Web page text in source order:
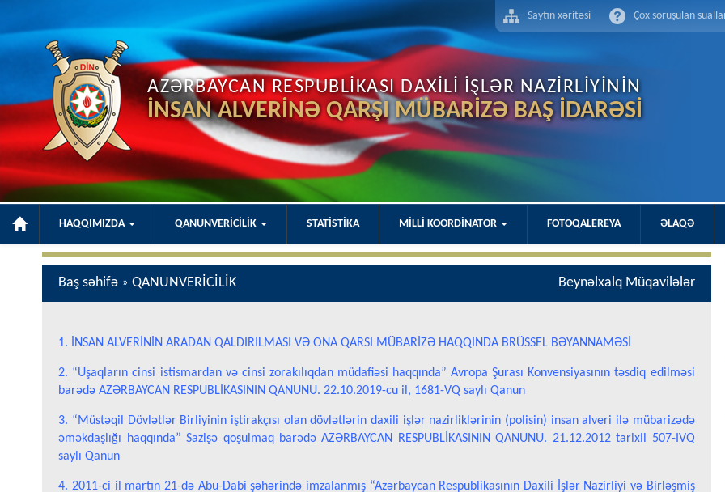
AZƏRBAYCAN RESPUBLİKASI DAXİLİ İŞLƏR NAZİRLİYİNİN
İNSAN ALVERİNƏ QARŞI MÜBARİZƏ BAŞ İDARƏSİ
Saytın xəritəsi Çox soruşulan
HAQQIMIZDA QANUNVERİCİLİK STATİSTİKA MİLLİ KOORDİNATOR FOTOQALEREYA ƏLAQƏ
Baş səhifə » QANUNVERİCİLİK Beynəlxalq Müqavilələr
1. İNSAN ALVERİNİN ARADAN QALDIRILMASI VƏ ONA QARSI MÜBARİZƏ HAQQINDA BRÜSSEL BƏYANNAMƏSİ
2. “Uşaqların cinsi istismardan və cinsi zorakılıqdan müdafiəsi haqqında” Avropa Şurası Konvensiyasının təsdiq edilməsi
barədə AZƏRBAYCAN RESPUBLİKASININ QANUNU. 22.10.2019-cu il, 1681-VQ saylı Qanun
3. “Müstəqil Dövlətlər Birliyinin iştirakçısı olan dövlətlərin daxili işlər nazirliklərinin (polisin) insan alveri ilə mübarizədə
əməkdaşlığı haqqında” Sazişə qoşulmaq barədə AZƏRBAYCAN RESPUBLİKASININ QANUNU. 21.12.2012 tarixli 507-IVQ
saylı Qanun
4. 2011-ci il martın 21-də Abu-Dabi şəhərində imzalanmış “Azərbaycan Respublikasının Daxili İşlər Nazirliyi və Birləşmiş